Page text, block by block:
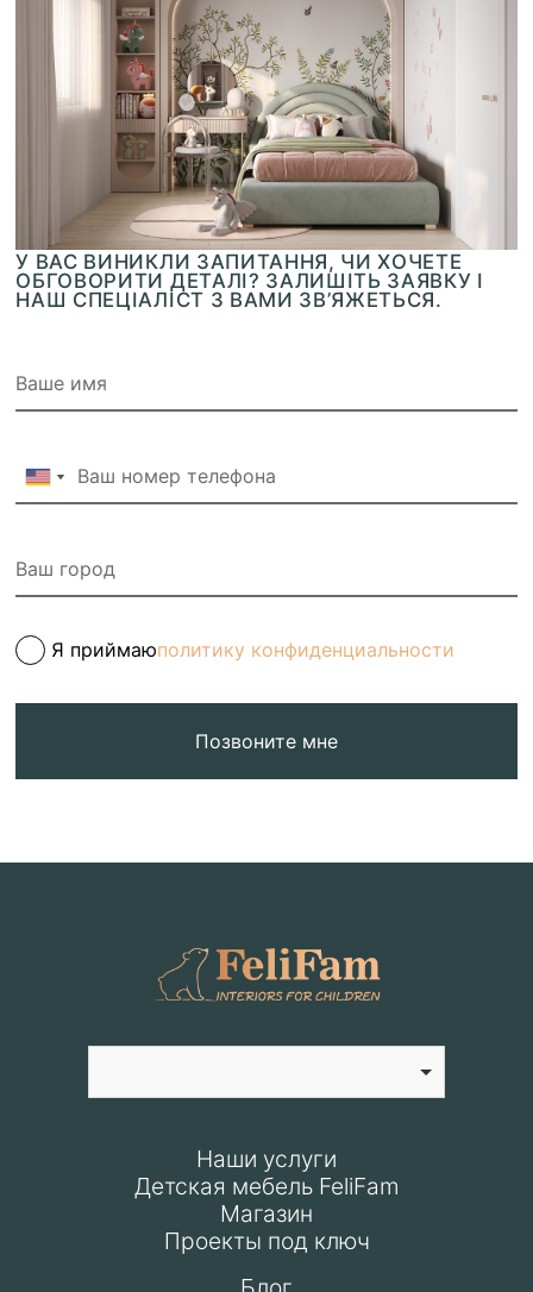
У ВАС ВИНИКЛИ ЗАПИТАННЯ, ЧИ ХОЧЕТЕ
ОБГОВОРИТИ ДЕТАЛІ? ЗАЛИШІТЬ ЗАЯВКУ І
НАШ СПЕЦІАЛІСТ З ВАМИ ЗВ’ЯЖЕТЬСЯ.
Я приймаюполитику конфиденциальности
Позвоните мне
Наши услуги
Детская мебель FeliFam
Магазин
Проекты под ключ